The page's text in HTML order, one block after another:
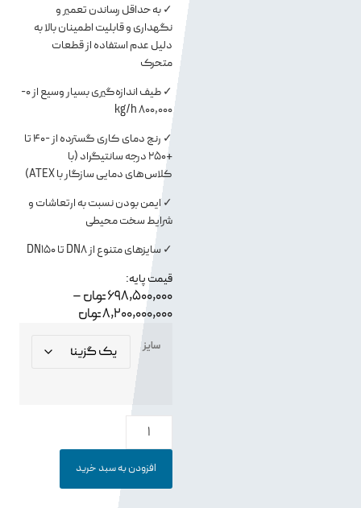
✓ به حداقل رساندن تعمیر و
نگهداری و قابلیت اطمینان بالا به
دلیل عدم استفاده از قطعات
متحرک
✓ طیف اندازه‌گیری بسیار وسیع از 0-
800,000 kg/h
✓ رنج دمای کاری گسترده از -40 تا
+250 درجه سانتیگراد (با
کلاس‌های دمایی سازگار با ATEX)
✓ ایمن بودن نسبت به ارتعاشات و
شرایط سخت محیطی
✓ سایزهای متنوع از DN8 تا DN150
قیمت پایه:
698,500,000تومان–
8,200,000,000تومان
سایز
افزودن به سبد خرید